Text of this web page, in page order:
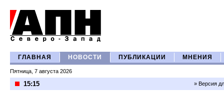
ГЛАВНАЯ НОВОСТИ ПУБЛИКАЦИИ МНЕНИЯ
Пятница, 7 августа 2026
15:15 » Версия